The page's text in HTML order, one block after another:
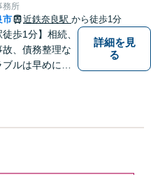
務所
市 近鉄奈良駅 から徒歩1分
徒歩1分】相続、
、債務整理な
ルは早めに弁
たします。
詳細を見
る